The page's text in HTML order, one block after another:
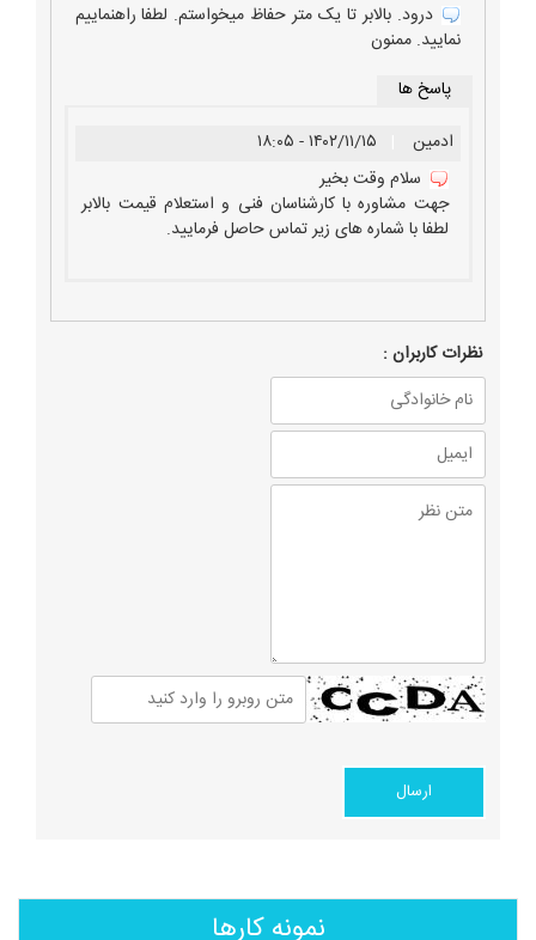
درود. بالابر تا یک متر حفاظ میخواستم. لطفا راهنماییم
نمایید. ممنون
پاسخ ها
ادمین
۱۴۰۲/۱۱/۱۵ - ۱۸:۰۵
سلام وقت بخیر
جهت مشاوره با کارشناسان فنی و استعلام قیمت بالابر
لطفا با شماره های زیر تماس حاصل فرمایید.
نظرات كاربران :
نمونه کارها